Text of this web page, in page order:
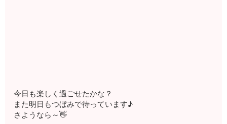
今日も楽しく過ごせたかな？
また明日もつぼみで待っています♪
さようなら～👋